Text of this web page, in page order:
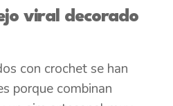
viral decorado
con crochet se han
porque combinan